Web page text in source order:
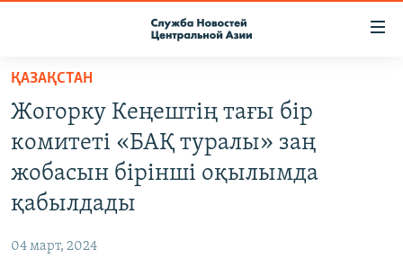
Вернуться
основному
содержанию
Вернутся
главной
Вернутся
ПОДПИСКА
КОНТАКТЫ
RFE/RL ДИРЕКТ
МИГРАНТ МЕДИА
ҚАЗАҚСТАН
Жогорку Кеңештің тағы бір
комитеті «БАҚ туралы» заң
жобасын бірінші оқылымда
қабылдады
04 март, 2024